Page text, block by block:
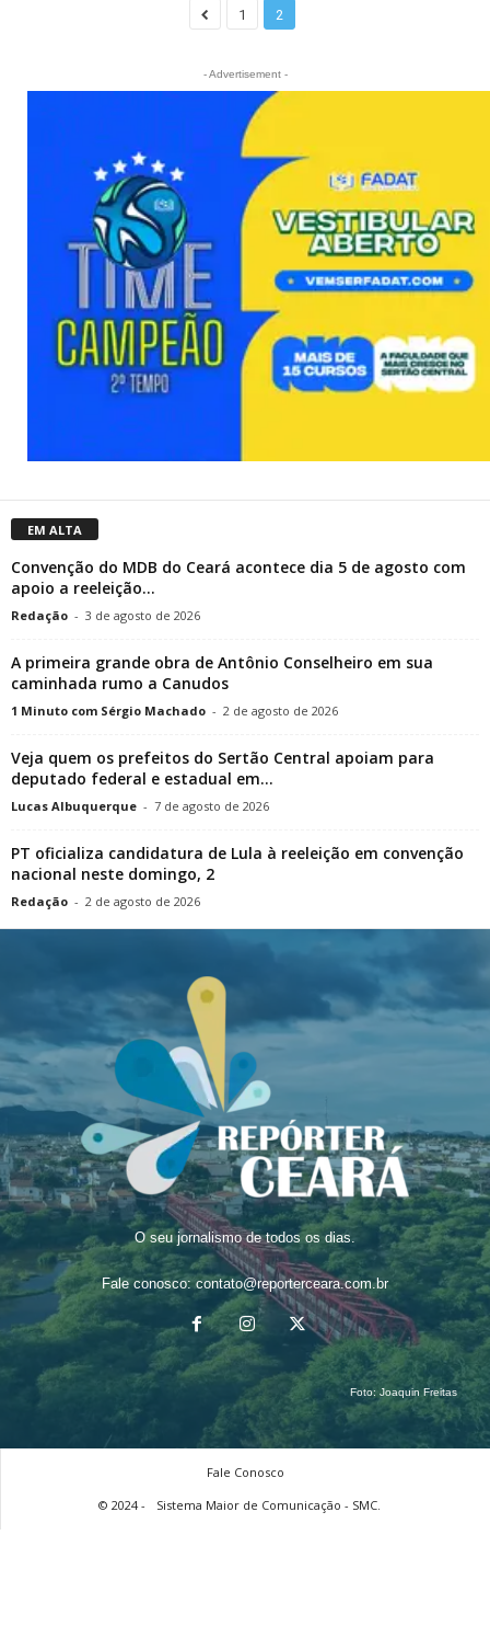
1 2
- Advertisement -
EM ALTA
Convenção do MDB do Ceará acontece dia 5 de agosto com
apoio a reeleição...
Redação - 3 de agosto de 2026
A primeira grande obra de Antônio Conselheiro em sua
caminhada rumo a Canudos
1 Minuto com Sérgio Machado - 2 de agosto de 2026
Veja quem os prefeitos do Sertão Central apoiam para
deputado federal e estadual em...
Lucas Albuquerque - 7 de agosto de 2026
PT oficializa candidatura de Lula à reeleição em convenção
nacional neste domingo, 2
Redação - 2 de agosto de 2026
O seu jornalismo de todos os dias.
Fale conosco:contato@reporterceara.com.br
Foto: Joaquin Freitas
Fale Conosco
© 2024 -
Sistema Maior de Comunicação - SMC.